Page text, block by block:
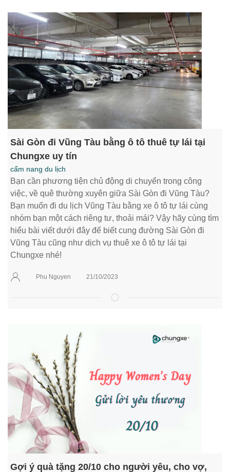
Sài Gòn đi Vũng Tàu bằng ô tô thuê tự lái tại
Chungxe uy tín
cẩm nang du lịch
Bạn cần phương tiện chủ động di chuyển trong công
việc, về quê thường xuyên giữa Sài Gòn đi Vũng Tàu?
Bạn muốn đi du lịch Vũng Tàu bằng xe ô tô tự lái cùng
nhóm bạn một cách riêng tư, thoải mái? Vậy hãy cùng tìm
hiểu bài viết dưới đây để biết cung đường Sài Gòn đi
Vũng Tàu cũng như dịch vụ thuê xe ô tô tự lái tại
Chungxe nhé!
Phu Nguyen 21/10/2023
Gợi ý quà tặng 20/10 cho người yêu, cho vợ,